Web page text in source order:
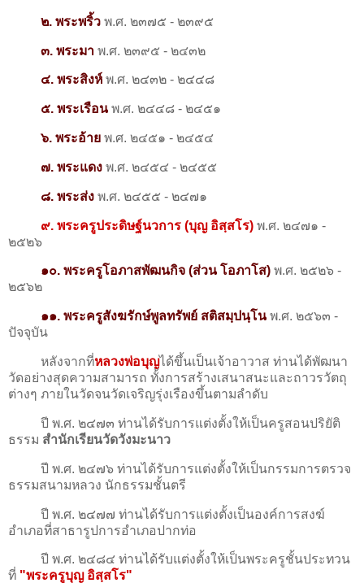
๒. พระพริ้ว พ.ศ. ๒๓๗๕ - ๒๓๙๕
๓. พระมา พ.ศ. ๒๓๙๕ - ๒๔๓๒
๔. พระสิงห์ พ.ศ. ๒๔๓๒ - ๒๔๔๘
๕. พระเรือน พ.ศ. ๒๔๔๘ - ๒๔๕๑
๖. พระอ้าย พ.ศ. ๒๔๕๑ - ๒๔๕๔
๗. พระแดง พ.ศ. ๒๔๕๔ - ๒๔๕๕
๘. พระส่ง พ.ศ. ๒๔๕๕ - ๒๔๗๑
๙. พระครูประดิษฐ์นวการ (บุญ อิสฺสโร) พ.ศ. ๒๔๗๑ -
๒๕๒๖
๑๐. พระครูโอภาสพัฒนกิจ (ส่วน โอภาโส) พ.ศ. ๒๕๒๖ -
๒๕๖๒
๑๑. พระครูสังฆรักษ์พูลทรัพย์ สติสมฺปนฺโน พ.ศ. ๒๕๖๓ -
ปัจจุบัน
หลังจากที่หลวงพ่อบุญได้ขึ้นเป็นเจ้าอาวาส ท่านได้พัฒนา
วัดอย่างสุดความสามารถ ทั้งการสร้างเสนาสนะและถาวรวัตถุ
ต่างๆ ภายในวัดจนวัดเจริญรุ่งเรืองขึ้นตามลำดับ
ปี พ.ศ. ๒๔๗๓ ท่านได้รับการแต่งตั้งให้เป็นครูสอนปริยัติ
ธรรม สำนักเรียนวัดวังมะนาว
ปี พ.ศ. ๒๔๗๖ ท่านได้รับการแต่งตั้งให้เป็นกรรมการตรวจ
ธรรมสนามหลวง นักธรรมชั้นตรี
ปี พ.ศ. ๒๔๗๗ ท่านได้รับการแต่งตั้งเป็นองค์การสงฆ์
อำเภอที่สาธารูปการอำเภอปากท่อ
ปี พ.ศ. ๒๔๘๔ ท่านได้รับแต่งตั้งให้เป็นพระครูชั้นประทวน
ที่ "พระครูบุญ อิสฺสโร"